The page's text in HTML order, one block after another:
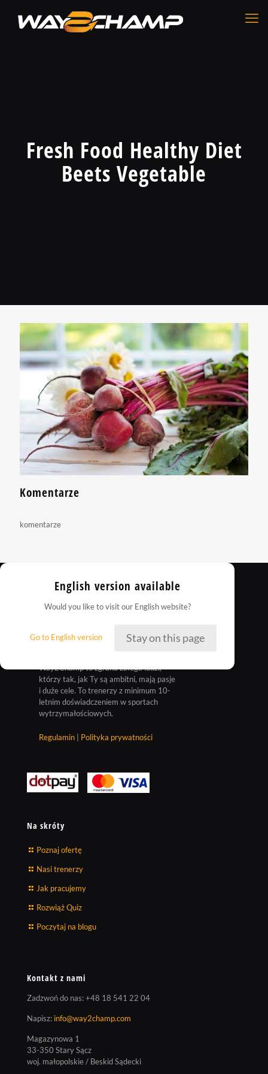
Fresh Food Healthy Diet
Beets Vegetable
Komentarze
komentarze
Way2Champ to zgrana załoga ludzi,
którzy tak, jak Ty są ambitni, mają pasje
i duże cele. To trenerzy z minimum 10-
letnim doświadczeniem w sportach
wytrzymałościowych.
Regulamin Polityka prywatności
Na skróty
Poznaj ofertę
Nasi trenerzy
Jak pracujemy
Rozwiąż Quiz
Poczytaj na blogu
Kontakt z nami
Zadzwoń do nas:+48 18 541 22 04
Napisz: info@way2champ.com
Magazynowa 1
33-350 Stary Sącz
woj. małopolskie / Beskid Sądecki
English version available
Would you like to visit our English website?
Go to English version Stay on this page